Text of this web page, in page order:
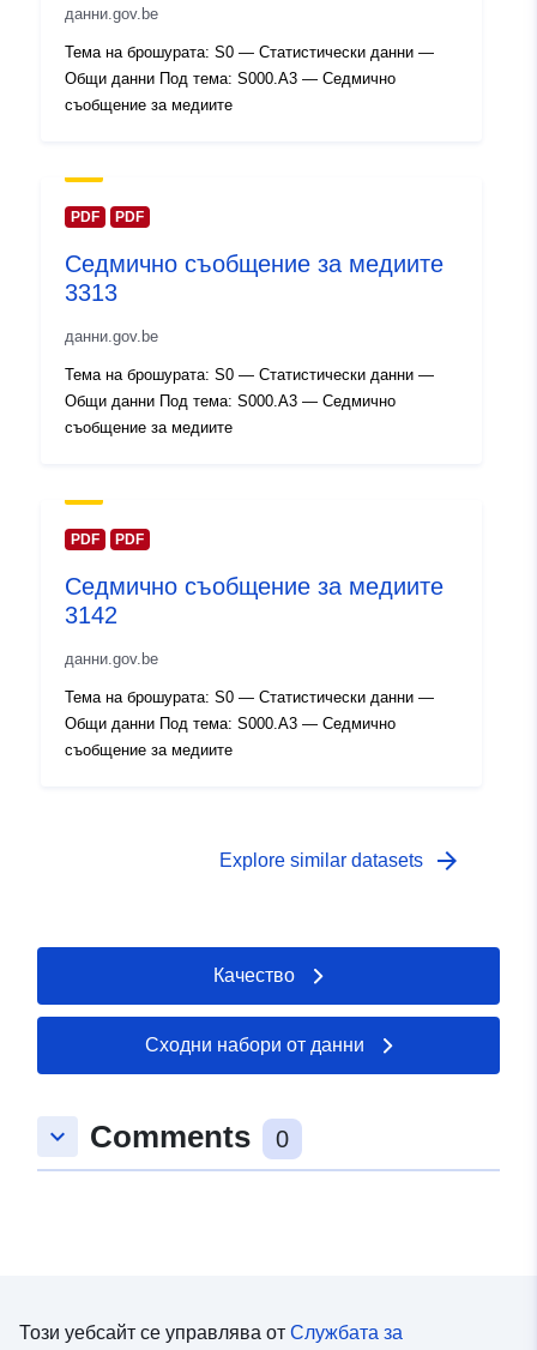
запис:
February 2024
Пространствени
] ]
Идентификатор
и:
Q23572#ID
Права за
Времеви
обхват:
данни.gov.be
Тема на брошурата: S0 — Статистически данни —
Общи данни Под тема: S000.A3 — Седмично
съобщение за медиите
PDF PDF
Седмично съобщение за медиите
3313
данни.gov.be
Тема на брошурата: S0 — Статистически данни —
Общи данни Под тема: S000.A3 — Седмично
съобщение за медиите
PDF PDF
Седмично съобщение за медиите
3142
данни.gov.be
Тема на брошурата: S0 — Статистически данни —
Общи данни Под тема: S000.A3 — Седмично
съобщение за медиите
Explore similar datasets arrow_forward
Качество
Сходни набори от данни
keyboard_arrow_down Comments 0
Този уебсайт се управлява от Службата за